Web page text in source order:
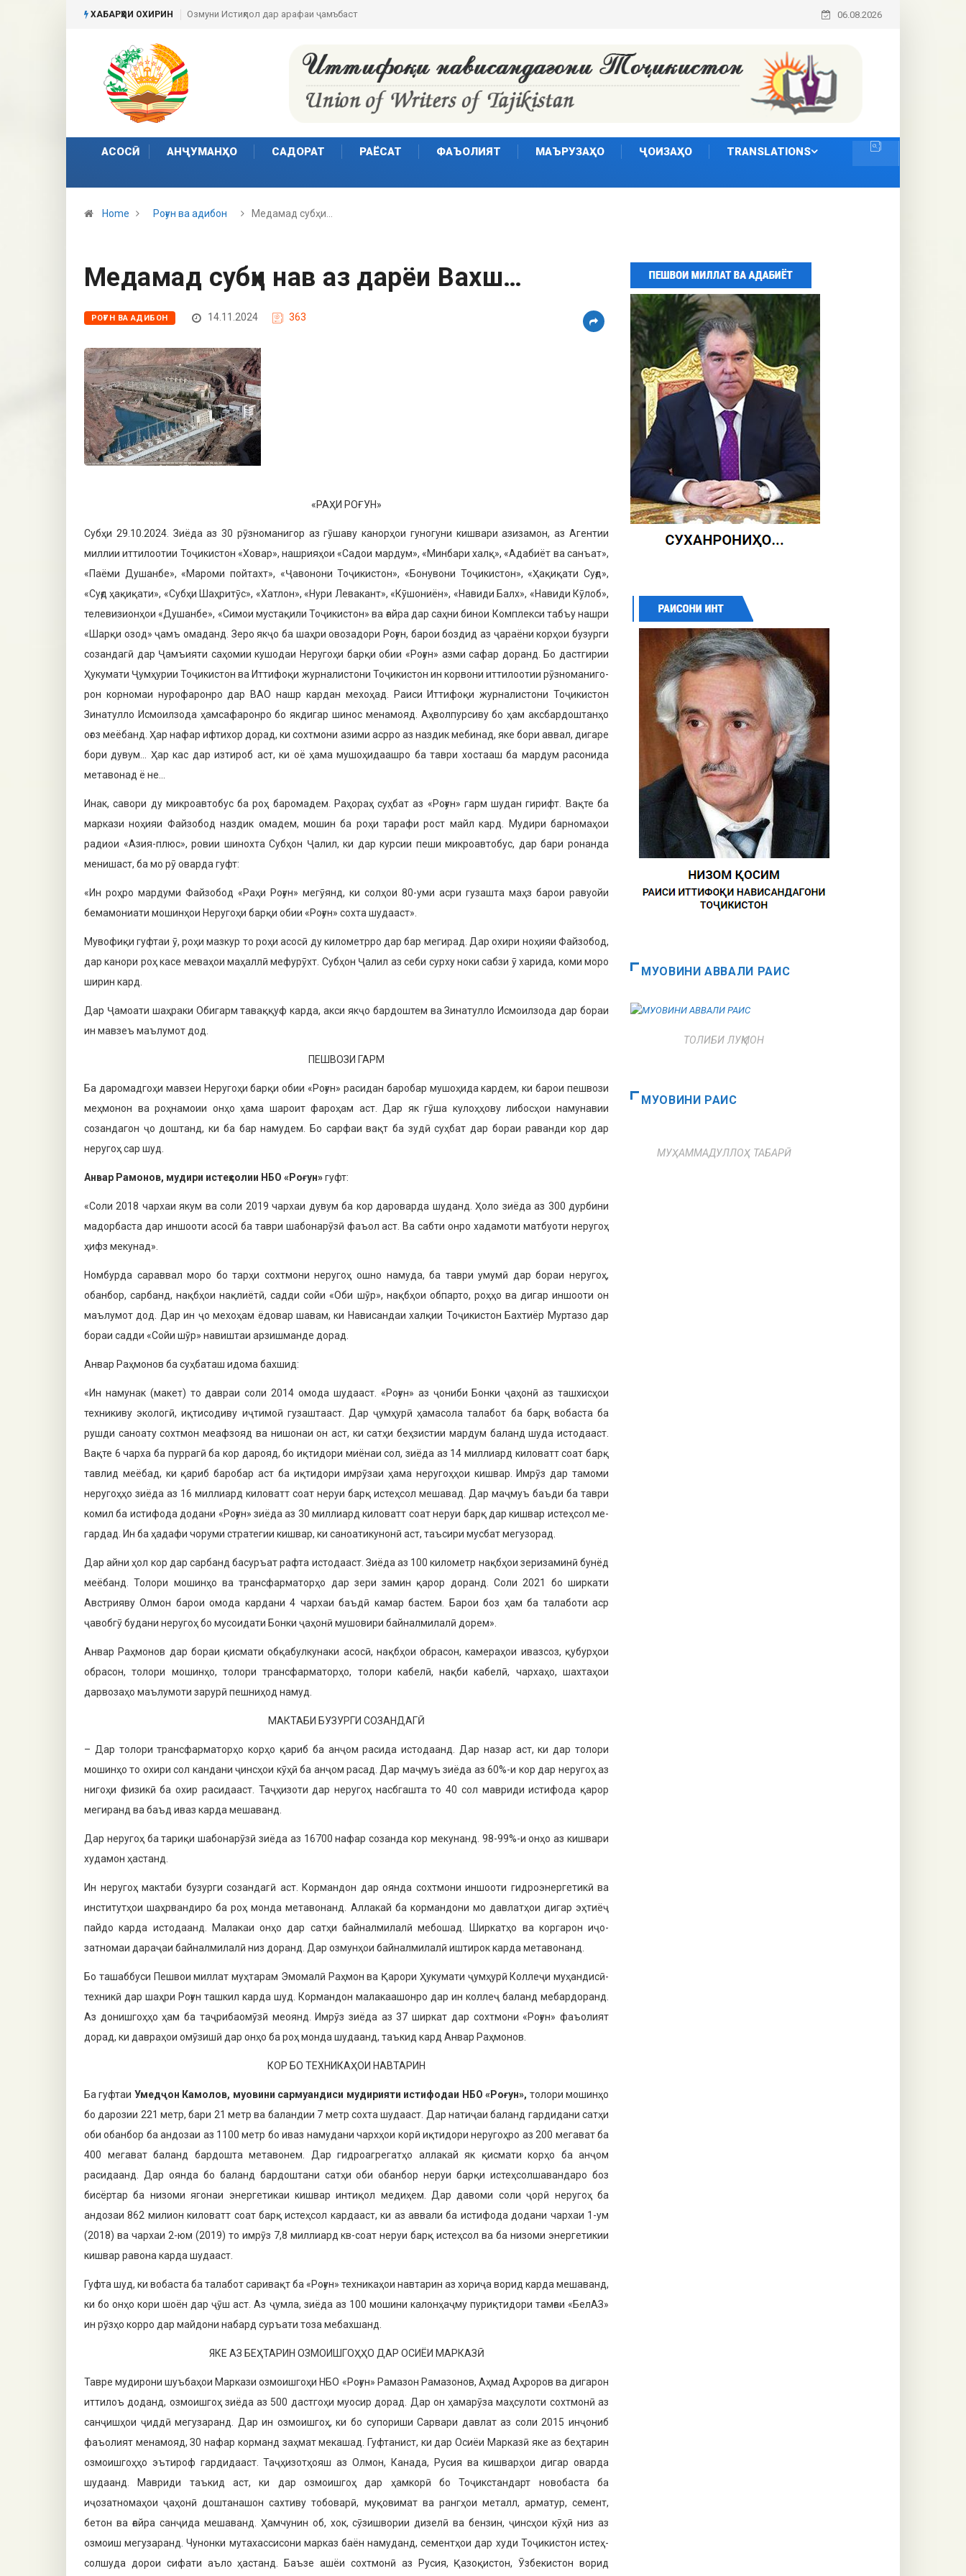
ХАБАРҲОИ ОХИРИН Набзи ғазали имрӯз 06.08.2026
АСОСӢ АНҶУМАНҲО САДОРАТ РАЁСАТ ФАЪОЛИЯТ МАЪРУЗАҲО ҶОИЗАҲО TRANSLATIONS
Home Роғун ва адибон Медамад субҳи…
Медамад субҳи нав аз дарёи Вахш…
РОҒУН ВА АДИБОН 14.11.2024 363
«РАҲИ РОҒУН»
Субҳи 29.10.2024. Зиёда аз 30 рӯз­номанигор аз гӯшаву канорҳои гуногуни кишвари азизамон, аз Агентии
миллии иттилоотии Тоҷикистон «Ховар», на­шрияҳои «Садои мардум», «Минбари халқ», «Адабиёт ва санъат»,
«Паёми Душанбе», «Мароми пойтахт», «Ҷаво­нони Тоҷикистон», «Бонувони Тоҷикис­тон», «Ҳақиқати Суғд»,
«Суғд ҳақиқати», «Субҳи Шаҳритӯс», «Хатлон», «Нури Левакант», «Кӯшониён», «Навиди Балх», «Навиди Кӯлоб»,
телевизи­онҳои «Душанбе», «Симои мустақили Тоҷикистон» ва ғайра дар саҳни бинои Комплекси табъу нашри
«Шарқи озод» ҷамъ омаданд. Зеро якҷо ба шаҳри ово­задори Роғун, барои боздид аз ҷараёни корҳои бузурги
созандагӣ дар Ҷамъияти саҳомии кушодаи Неругоҳи барқи обии «Роғун» азми сафар доранд. Бо даст­гирии
Ҳукумати Ҷумҳурии Тоҷикистон ва Иттифоқи журналистони Тоҷикистон ин корвони иттилоотии рӯзноманиго­
рон корномаи нурофаронро дар ВАО нашр кардан мехоҳад. Раиси Иттифоқи журналистони Тоҷикистон
Зинатулло Исмоилзода ҳамсафаронро бо якдигар шинос менамояд. Аҳволпурсиву бо ҳам аксбардоштанҳо
оғоз меёбанд. Ҳар на­фар ифтихор дорад, ки сохтмони азими асрро аз наздик мебинад, яке бори ав­вал, дигаре
бори дувум… Ҳар кас дар изтироб аст, ки оё ҳама мушоҳидаашро ба таври хостааш ба мардум расонида
метавонад ё не…
Инак, савори ду микроавтобус ба роҳ баромадем. Раҳораҳ суҳбат аз «Роғун» гарм шудан гирифт. Вақте ба
маркази ноҳияи Файзобод наздик омадем, мошин ба роҳи тарафи рост майл кард. Мудири барномаҳои
радиои «Азия-плюс», ровии шинохта Субҳон Ҷалил, ки дар курсии пеши микроавтобус, дар бари ронанда
менишаст, ба мо рӯ оварда гуфт:
«Ин роҳро мардуми Файзобод «Раҳи Роғун» мегӯянд, ки солҳои 80-уми асри гузашта маҳз барои равуойи
бемамо­ниати мошинҳои Неругоҳи барқи обии «Роғун» сохта шудааст».
Мувофиқи гуфтаи ӯ, роҳи мазкур то роҳи асосӣ ду километрро дар бар ме­гирад. Дар охири ноҳияи Файзобод,
дар канори роҳ касе меваҳои маҳаллӣ ме­фурӯхт. Субҳон Ҷалил аз себи сурху ноки сабзи ӯ харида, коми моро
ширин кард.
Дар Ҷамоати шаҳраки Обигарм та­ваққуф карда, акси якҷо бардоштем ва Зинатулло Исмоилзода дар бораи
ин мавзеъ маълумот дод.
ПЕШВОЗИ ГАРМ
Ба даромадгоҳи мавзеи Неругоҳи барқи обии «Роғун» расидан баробар мушоҳида кардем, ки барои пешвози
меҳмонон ва роҳнамоии онҳо ҳама ша­роит фароҳам аст. Дар як гӯша кулоҳҳову либосҳои намунавии
созандагон ҷо до­штанд, ки ба бар намудем. Бо сарфаи вақт ба зудӣ суҳбат дар бораи раванди кор дар
неругоҳ сар шуд.
Анвар Рамонов, мудири истеҳсо­лии НБО «Роғун»гуфт:
«Соли 2018 чархаи якум ва соли 2019 чархаи дувум ба кор дароварда шуданд. Ҳоло зиёда аз 300 дурбини
мадорбаста дар иншооти асосӣ ба таври шабонарӯзӣ фаъол аст. Ва сабти онро хадамоти мат­буоти неругоҳ
ҳифз мекунад».
Номбурда сараввал моро бо тарҳи сохтмони неругоҳ ошно намуда, ба тав­ри умумӣ дар бораи неругоҳ,
обанбор, сарбанд, нақбҳои нақлиётӣ, садди сойи «Оби шӯр», нақбҳои обпарто, роҳҳо ва дигар иншооти он
маълумот дод. Дар ин ҷо мехоҳам ёдовар шавам, ки Нависан­даи халқии Тоҷикистон Бахтиёр Муртазо дар
бораи садди «Сойи шӯр» навиштаи арзишманде дорад.
Анвар Раҳмонов ба суҳбаташ идома бахшид:
«Ин намунак (макет) то давраи соли 2014 омода шудааст. «Роғун» аз ҷониби Бонки ҷаҳонӣ аз ташхисҳои
техникиву экологӣ, иқтисодиву иҷтимоӣ гузашта­аст. Дар ҷумҳурӣ ҳамасола талабот ба барқ вобаста ба
рушди саноату сохтмон меафзояд ва нишонаи он аст, ки сатҳи беҳзистии мардум баланд шуда истода­аст.
Вақте 6 чарха ба пуррагӣ ба кор да­рояд, бо иқтидори миёнаи сол, зиёда аз 14 миллиард киловатт соат барқ
тавлид меёбад, ки қариб баробар аст ба иқти­дори имрӯзаи ҳама неругоҳҳои кишвар. Имрӯз дар тамоми
неругоҳҳо зиёда аз 16 миллиард киловатт соат неруи барқ истеҳсол мешавад. Дар маҷмуъ баъди ба таври
комил ба истифода додани «Роғун» зиёда аз 30 миллиард киловатт соат неруи барқ дар кишвар истеҳсол ме­
гардад. Ин ба ҳадафи чоруми стратегии кишвар, ки саноатикунонӣ аст, таъсири мусбат мегузорад.
Дар айни ҳол кор дар сарбанд ба­суръат рафта истодааст. Зиёда аз 100 километр нақбҳои зеризаминӣ бунёд
меёбанд. Толори мошинҳо ва транс­фарматорҳо дар зери замин қарор до­ранд. Соли 2021 бо ширкати
Австрияву Олмон барои омода кардани 4 чархаи баъдӣ камар бастем. Барои боз ҳам ба талаботи аср
ҷавобгӯ будани неругоҳ бо мусоидати Бонки ҷаҳонӣ мушовири байналмилалӣ дорем».
Анвар Раҳмонов дар бораи қисмати обқабулкунаки асосӣ, нақбҳои обрасон, камераҳои ивазсоз, қубурҳои
обрасон, толори мошинҳо, толори трансфарма­торҳо, толори кабелӣ, нақби кабелӣ, чархаҳо, шахтаҳои
дарвозаҳо маълумо­ти зарурӣ пешниҳод намуд.
МАКТАБИ БУЗУРГИ СОЗАНДАГӢ
– Дар толори трансфарматорҳо корҳо қариб ба анҷом расида истодаанд. Дар назар аст, ки дар толори
мошинҳо то охири сол кандани ҷинсҳои кӯҳӣ ба анҷом расад. Дар маҷмуъ зиёда аз 60%-и кор дар неругоҳ аз
нигоҳи физикӣ ба охир расидааст. Таҷҳизоти дар неругоҳ насб­гашта то 40 сол мавриди истифода қарор
мегиранд ва баъд иваз карда мешаванд.
Дар неругоҳ ба тариқи шабонарӯзӣ зиёда аз 16700 нафар созанда кор меку­нанд. 98-99%-и онҳо аз кишвари
худамон ҳастанд.
Ин неругоҳ мактаби бузурги созандагӣ аст. Кормандон дар оянда сохтмони ин­шооти гидроэнергетикӣ ва
институтҳои шаҳрвандиро ба роҳ монда метавонанд. Аллакай ба кормандони мо давлатҳои дигар эҳтиёҷ
пайдо карда истодаанд. Малакаи онҳо дар сатҳи байналмилалӣ мебошад. Ширкатҳо ва коргарон иҷо­
затномаи дараҷаи байналмилалӣ низ доранд. Дар озмунҳои байналмилалӣ иштирок карда метавонанд.
Бо ташаббуси Пешвои миллат муҳта­рам Эмомалӣ Раҳмон ва Қарори Ҳукума­ти ҷумҳурӣ Коллеҷи муҳандисӣ-
техникӣ дар шаҳри Роғун ташкил карда шуд. Кор­мандон малакаашонро дар ин коллеҷ ба­ланд мебардоранд.
Аз донишгоҳҳо ҳам ба таҷрибаомӯзӣ меоянд. Имрӯз зиёда аз 37 ширкат дар сохтмони «Роғун» фаъолият
дорад, ки давраҳои омӯзишӣ дар онҳо ба роҳ монда шудаанд, таъкид кард Анвар Раҳмонов.
КОР БО ТЕХНИКАҲОИ НАВТАРИН
Ба гуфтаи Умедҷон Камолов, муо­вини сармуандиси мудирияти исти­фодаи НБО «Роғун», толори мошинҳо
бо дарозии 221 метр, бари 21 метр ва баландии 7 метр сохта шудааст. Дар натиҷаи баланд гардидани сатҳи
оби обанбор ба андозаи аз 1100 метр бо иваз намудани чархҳои корӣ иқтидори неругоҳро аз 200 мегават ба
400 мегават баланд бардошта метавонем. Дар гидро­агрегатҳо аллакай як қисмати корҳо ба анҷом
расидаанд. Дар оянда бо баланд бардоштани сатҳи оби обанбор неруи барқи истеҳсолшавандаро боз
бисёртар ба низоми ягонаи энергетикаи кишвар интиқол медиҳем. Дар давоми соли ҷорӣ неругоҳ ба
андозаи 862 милион киловатт соат барқ истеҳсол кардааст, ки аз ав­вали ба истифода додани чархаи 1-ум
(2018) ва чархаи 2-юм (2019) то имрӯз 7,8 миллиард кв-соат неруи барқ истеҳсол ва ба низоми энергетикии
кишвар равона карда шудааст.
Гуфта шуд, ки вобаста ба талабот саривақт ба «Роғун» техникаҳои навта­рин аз хориҷа ворид карда мешаванд,
ки бо онҳо кори шоён дар ҷӯш аст. Аз ҷумла, зиёда аз 100 мошини калонҳаҷму пуриқтидори тамғаи «БелАЗ»
ин рӯзҳо корро дар майдони набард суръати тоза мебахшанд.
ЯКЕ АЗ БЕҲТАРИН ОЗМОИШ­ГОҲҲО ДАР ОСИЁИ МАРКАЗӢ
Тавре мудирони шуъбаҳои Маркази озмоишгоҳи НБО «Роғун» Рамазон Рамазонов, Аҳмад Аҳроров ва дигарон
иттилоъ доданд, озмоишгоҳ зиёда аз 500 дастгоҳи муосир дорад. Дар он ҳамарӯза маҳсулоти сохтмонӣ аз
санҷишҳои ҷиддӣ мегузаранд. Дар ин озмоишгоҳ, ки бо супориши Сарвари давлат аз соли 2015 инҷониб
фаъолият менамояд, З0 нафар корманд заҳмат мекашад. Гуфтанист, ки дар Осиёи Марказӣ яке аз беҳтарин
оз­моишгоҳҳо эътироф гардидааст. Таҷҳи­зотҳояш аз Олмон, Канада, Русия ва кишварҳои дигар оварда
шудаанд. Мав­риди таъкид аст, ки дар озмоишгоҳ дар ҳамкорӣ бо Тоҷикстандарт новобаста ба
иҷозатномаҳои ҷаҳонӣ доштанашон сахтиву тобоварӣ, муқовимат ва рангҳои металл, арматур, семент,
бетон ва ғайра санҷида мешаванд. Ҳамчунин об, хок, сӯзишвории дизелӣ ва бензин, ҷинсҳои кӯҳӣ низ аз
озмоиш мегузаранд. Чунонки мутахассисони марказ баён намуданд, сементҳои дар худи Тоҷикистон истеҳ­
солшуда дорои сифати аъло ҳастанд. Баъзе ашёи сохтмонӣ аз Русия, Қазоқи­стон, Ӯзбекистон ворид
МУОВИНИ АВВАЛИ РАИС
ТОЛИБИ ЛУҚМОН
МУОВИНИ РАИС
МУҲАММАДУЛЛОҲ ТАБАРӢ